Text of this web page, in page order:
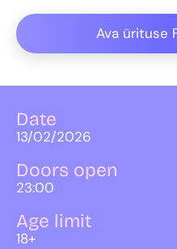
Ava ürituse
Date
13/02/2026
Doors open
23:00
Age limit
18+